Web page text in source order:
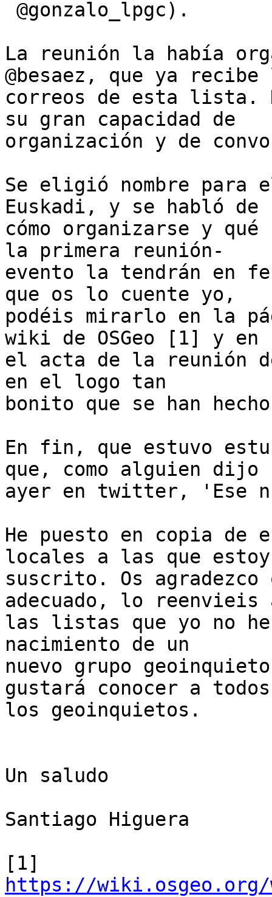
La reunión la había
@besaez, que ya recibe
correos de esta lista.
su gran capacidad de
organización y de
Se eligió nombre para
Euskadi, y se habló de
cómo organizarse y
la primera reunión-
evento la tendrán en
que os lo cuente yo,
podéis mirarlo en la
wiki de OSGeo [1] y en
el acta de la reunión
en el logo tan
bonito que se han
En fin, que estuvo
que, como alguien dijo
ayer en twitter, 'Ese
He puesto en copia
locales a las que estoy
suscrito. Os
adecuado, lo reenvieis
las listas que yo no
nacimiento de un
nuevo grupo
gustará conocer a todos
los geoinquietos.
Un saludo
Santiago Higuera
https://wiki.osgeo.org/